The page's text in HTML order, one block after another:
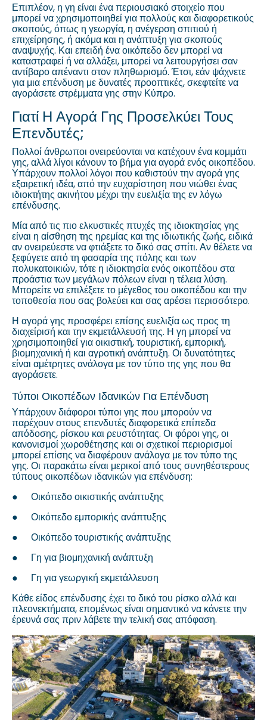
Επιπλέον, η γη είναι ένα περιουσιακό στοιχείο που
μπορεί να χρησιμοποιηθεί για πολλούς και διαφορετικούς
σκοπούς, όπως η γεωργία, η ανέγερση σπιτιού ή
επιχείρησης, ή ακόμα και η ανάπτυξη για σκοπούς
αναψυχής. Και επειδή ένα οικόπεδο δεν μπορεί να
καταστραφεί ή να αλλάξει, μπορεί να λειτουργήσει σαν
αντίβαρο απέναντι στον πληθωρισμό. Έτσι, εάν ψάχνετε
για μια επένδυση με δυνατές προοπτικές, σκεφτείτε να
αγοράσετε στρέμματα γης στην Κύπρο.
Γιατί Η Αγορά Γης Προσελκύει Τους
Επενδυτές;
Πολλοί άνθρωποι ονειρεύονται να κατέχουν ένα κομμάτι
γης, αλλά λίγοι κάνουν το βήμα για αγορά ενός οικοπέδου.
Υπάρχουν πολλοί λόγοι που καθιστούν την αγορά γης
εξαιρετική ιδέα, από την ευχαρίστηση που νιώθει ένας
ιδιοκτήτης ακινήτου μέχρι την ευελιξία της εν λόγω
επένδυσης.
Μία από τις πιο ελκυστικές πτυχές της ιδιοκτησίας γης
είναι η αίσθηση της ηρεμίας και της ιδιωτικής ζωής, ειδικά
αν ονειρεύεστε να φτιάξετε το δικό σας σπίτι. Αν θέλετε να
ξεφύγετε από τη φασαρία της πόλης και των
πολυκατοικιών, τότε η ιδιοκτησία ενός οικοπέδου στα
προάστια των μεγάλων πόλεων είναι η τέλεια λύση.
Μπορείτε να επιλέξετε το μέγεθος του οικοπέδου και την
τοποθεσία που σας βολεύει και σας αρέσει περισσότερο.
Η αγορά γης προσφέρει επίσης ευελιξία ως προς τη
διαχείρισή και την εκμετάλλευσή της. Η γη μπορεί να
χρησιμοποιηθεί για οικιστική, τουριστική, εμπορική,
βιομηχανική ή και αγροτική ανάπτυξη. Οι δυνατότητες
είναι αμέτρητες ανάλογα με τον τύπο της γης που θα
αγοράσετε.
Τύποι Οικοπέδων Ιδανικών Για Επένδυση
Υπάρχουν διάφοροι τύποι γης που μπορούν να
παρέχουν στους επενδυτές διαφορετικά επίπεδα
απόδοσης, ρίσκου και ρευστότητας. Οι φόροι γης, οι
κανονισμοί χωροθέτησης και οι σχετικοί περιορισμοί
μπορεί επίσης να διαφέρουν ανάλογα με τον τύπο της
γης. Οι παρακάτω είναι μερικοί από τους συνηθέστερους
τύπους οικοπέδων ιδανικών για επένδυση:
●
Οικόπεδο οικιστικής ανάπτυξης
●
Οικόπεδο εμπορικής ανάπτυξης
●
Οικόπεδο τουριστικής ανάπτυξης
●
Γη για βιομηχανική ανάπτυξη
●
Γη για γεωργική εκμετάλλευση
Κάθε είδος επένδυσης έχει το δικό του ρίσκο αλλά και
πλεονεκτήματα, επομένως είναι σημαντικό να κάνετε την
έρευνά σας πριν λάβετε την τελική σας απόφαση.